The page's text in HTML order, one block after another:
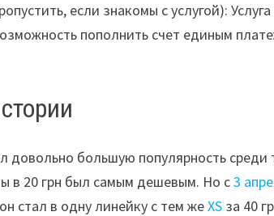
если знакомы с услугой):
пополнить счет единым
довольно большую популярность среди
в 20 грн был самым дешевым. Но с3
стал в одну линейку с тем жеXS за 40